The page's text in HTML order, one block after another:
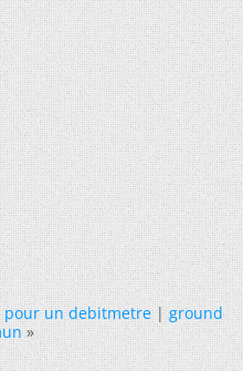
pour un debitmetre|ground
»